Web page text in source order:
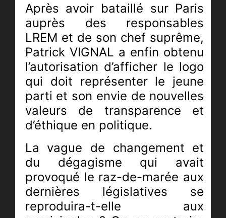
Après avoir bataillé sur Paris
auprès des responsables
LREM et de son chef suprême,
Patrick VIGNAL a enfin obtenu
l’autorisation d’afficher le logo
qui doit représenter le jeune
parti et son envie de nouvelles
valeurs de transparence et
d’éthique en politique.
La vague de changement et
du dégagisme qui avait
provoqué le raz-de-marée aux
dernières législatives se
reproduira-t-elle aux